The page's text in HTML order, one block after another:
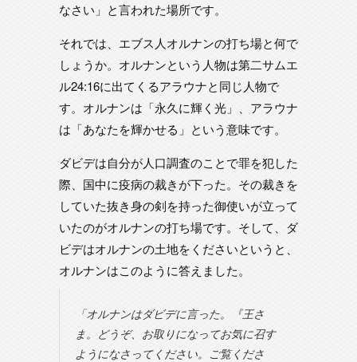
なさい」と言われた場所です。
それでは、エブス人オルナンの打ち場と何で
しょうか。オルナンという人物は第二サムエ
ル24:16に出てくるアラウナと同じ人物で
す。オルナンは「永久に輝く光」、アラウナ
は「あなたを輝かせる」という意味です。
ダビデは自分が人口調査のことで罪を犯した
際、国中に疫病の裁きが下った。その裁きを
していた抜き身の剣を持った御使いが立って
いたのがオルナンの打ち場です。そして、ダ
ビデはオルナンの土地をくださいというと、
オルナンはこのように答えました。
「オルナンはダビデに言った。『王さ
ま。どうぞ、お取りになってお気に召す
ようになさってください。ご覧くださ